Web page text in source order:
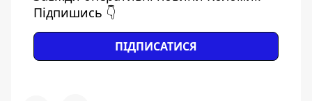
Підпишись 👇
ПІДПИСАТИСЯ